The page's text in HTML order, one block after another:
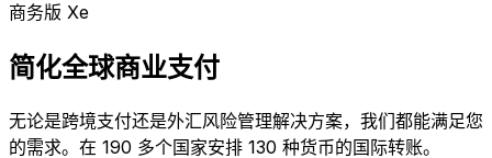
商务版 Xe
简化全球商业支付
无论是跨境支付还是外汇风险管理解决方案，我们都能满足您
的需求。在 190 多个国家安排 130 种货币的国际转账。